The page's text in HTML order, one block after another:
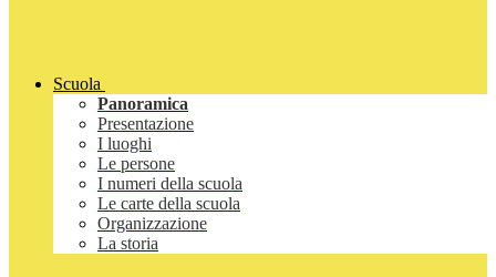
Scuola
Panoramica
Presentazione
I luoghi
Le persone
I numeri della scuola
Le carte della scuola
Organizzazione
La storia